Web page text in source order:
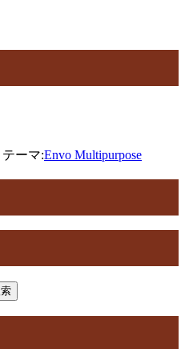
テーマ:Envo Multipurpose